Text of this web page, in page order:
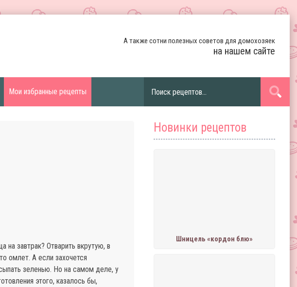
А также сотни полезных советов для домохозяек
на нашем сайте
Мои избранные рецепты
Новинки рецептов
Шницель «кордон блю»
на завтрак? Отварить вкрутую, в
омлет. А если захочется
зеленью. Но на самом деле, у
этого, казалось бы,